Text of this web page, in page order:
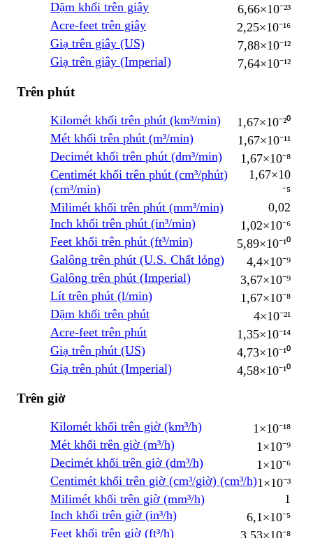
Dặm khối trên giây
6,66×10⁻²³
Acre-feet trên giây
2,25×10⁻¹⁶
Giạ trên giây (US)
7,88×10⁻¹²
Giạ trên giây (Imperial)
7,64×10⁻¹²
Trên phút
Kilomét khối trên phút (km³/min)
1,67×10⁻²⁰
Mét khối trên phút (m³/min)
1,67×10⁻¹¹
Decimét khối trên phút (dm³/min)
1,67×10⁻⁸
Centimét khối trên phút (cm³/phút)
(cm³/min)
1,67×10
⁻⁵
Milimét khối trên phút (mm³/min)
0,02
Inch khối trên phút (in³/min)
1,02×10⁻⁶
Feet khối trên phút (ft³/min)
5,89×10⁻¹⁰
Galông trên phút (U.S. Chất lỏng)
4,4×10⁻⁹
Galông trên phút (Imperial)
3,67×10⁻⁹
Lít trên phút (l/min)
1,67×10⁻⁸
Dặm khối trên phút
4×10⁻²¹
Acre-feet trên phút
1,35×10⁻¹⁴
Giạ trên phút (US)
4,73×10⁻¹⁰
Giạ trên phút (Imperial)
4,58×10⁻¹⁰
Trên giờ
Kilomét khối trên giờ (km³/h)
1×10⁻¹⁸
Mét khối trên giờ (m³/h)
1×10⁻⁹
Decimét khối trên giờ (dm³/h)
1×10⁻⁶
Centimét khối trên giờ (cm³/giờ) (cm³/h)1×10⁻³
Milimét khối trên giờ (mm³/h)
1
Inch khối trên giờ (in³/h)
6,1×10⁻⁵
Feet khối trên giờ (ft³/h)